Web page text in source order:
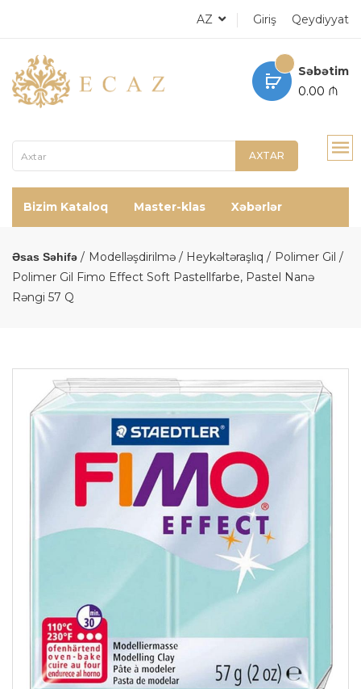
AZ Giriş Qeydiyyat
Səbətim
0.00 ₼
AXTAR
Bizim Kataloq Master-klas Xəbərlər
Əsas Səhifə Modelləşdirilmə / Heykəltəraşlıq
Polimer Gil
Polimer Gil Fimo Effect Soft Pastellfarbe, Pastel Nanə
Rəngi 57 Q